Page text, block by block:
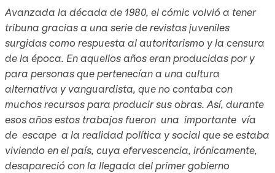
Avanzada la década de 1980, el cómic volvió a tener
tribuna gracias a una serie de revistas juveniles
surgidas como respuesta al autoritarismo y la censura
de la época. En aquellos años eran producidas por y
para personas que pertenecían a una cultura
alternativa y vanguardista, que no contaba con
muchos recursos para producir sus obras. Así, durante
esos años estos trabajos fueron una importante vía
de escape a la realidad política y social que se estaba
viviendo en el país, cuya efervescencia, irónicamente,
desapareció con la llegada del primer gobierno